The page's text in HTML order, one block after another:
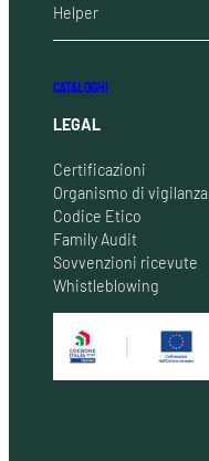
Helper
CATALOGHI
LEGAL
Certificazioni
Organismo di vigilanza
Codice Etico
Family Audit
Sovvenzioni ricevute
Whistleblowing